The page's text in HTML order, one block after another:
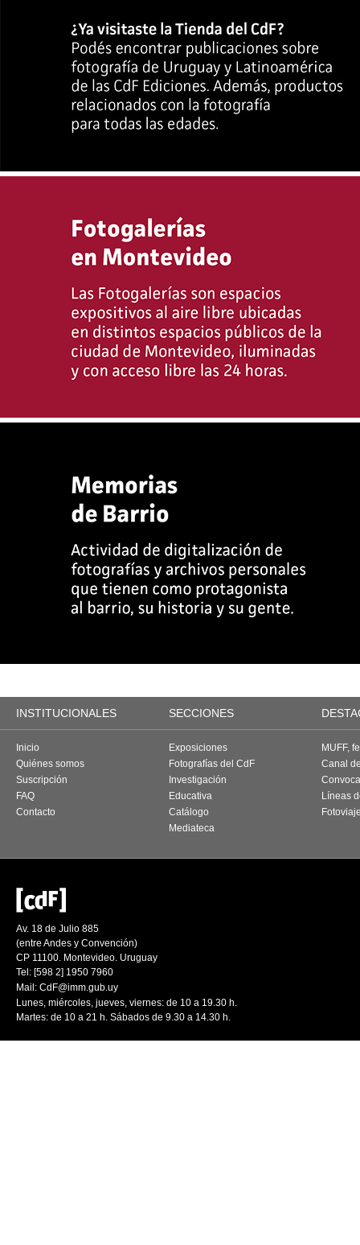
INSTITUCIONALES SECCIONES
Inicio
Quiénes somos
Suscripción
FAQ
Contacto
Exposiciones
Fotografías del CdF
Investigación
Educativa
Catálogo
Mediateca
MUFF,
Canal
Líneas
Av. 18 de Julio 885
(entre Andes y Convención)
CP 11100. Montevideo. Uruguay
Tel: [598 2] 1950 7960
Mail: CdF@imm.gub.uy
Lunes, miércoles, jueves, viernes: de 10 a 19.30 h.
Martes: de 10 a 21 h. Sábados de 9.30 a 14.30 h.